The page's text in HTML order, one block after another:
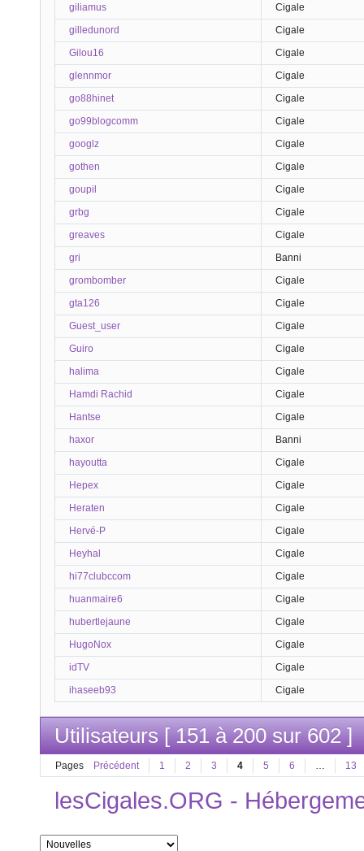
giliamus
Cigale
gilledunord
Cigale
Gilou16
Cigale
glennmor
Cigale
go88hinet
Cigale
go99blogcomm
Cigale
googlz
Cigale
gothen
Cigale
goupil
Cigale
grbg
Cigale
greaves
Cigale
gri
Banni
grombomber
Cigale
gta126
Cigale
Guest_user
Cigale
Guiro
Cigale
halima
Cigale
Hamdi Rachid
Cigale
Hantse
Cigale
haxor
Banni
hayoutta
Cigale
Hepex
Cigale
Heraten
Cigale
Hervé-P
Cigale
Heyhal
Cigale
hi77clubccom
Cigale
huanmaire6
Cigale
hubertlejaune
Cigale
HugoNox
Cigale
idTV
Cigale
ihaseeb93
Cigale
Utilisateurs [ 151 à 200 sur 602 ]
Pages Précédent 1 2 3 4 5 6 13
lesCigales.ORG -